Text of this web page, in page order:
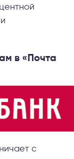
в «Почта
с